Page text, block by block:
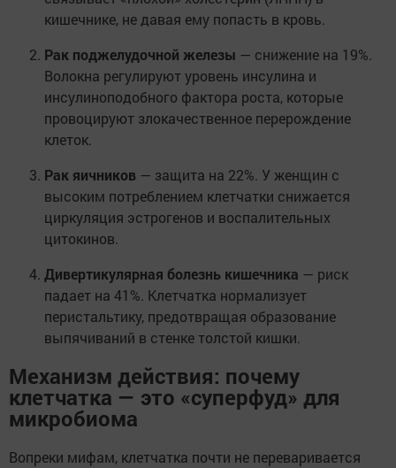
кишечнике, не давая ему попасть в кровь.
Рак поджелудочной железы — снижение на 19%.
Волокна регулируют уровень инсулина и
инсулиноподобного фактора роста, которые
провоцируют злокачественное перерождение
клеток.
Рак яичников — защита на 22%. У женщин с
высоким потреблением клетчатки снижается
циркуляция эстрогенов и воспалительных
цитокинов.
Дивертикулярная болезнь кишечника — риск
падает на 41%. Клетчатка нормализует
перистальтику, предотвращая образование
выпячиваний в стенке толстой кишки.
Механизм действия: почему
клетчатка — это «суперфуд» для
микробиома
Вопреки мифам, клетчатка почти не переваривается